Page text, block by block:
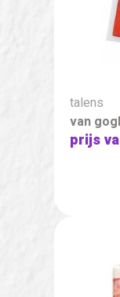
talens
van
prijs